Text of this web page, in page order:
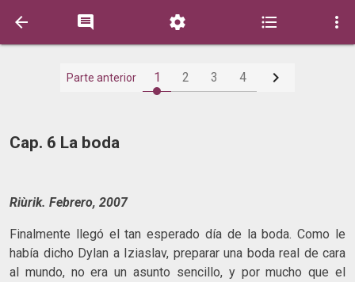
    
Parte anterior 1 2 3 4 
Cap. 6 La boda
Riùrik. Febrero, 2007
Finalmente llegó el tan esperado día de la boda. Como le
había dicho Dylan a Iziaslav, preparar una boda real de cara
al mundo, no era un asunto sencillo, y por mucho que el